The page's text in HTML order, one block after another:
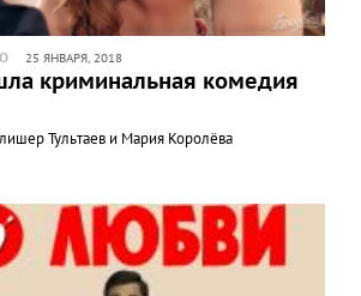
25 ЯНВАРЯ, 2018
криминальная комедия
Тультаев и Мария Королёва